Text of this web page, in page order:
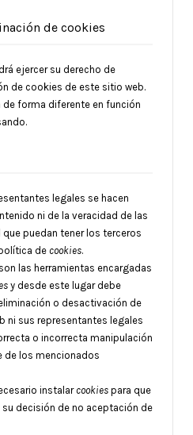
de cookies
ejercer su derecho de
de cookies de este sitio web.
de forma diferente en función
legales se hacen
ni de la veracidad de las
puedan tener los terceros
de cookies.
las herramientas encargadas
y desde este lugar debe
o desactivación de
ni sus representantes legales
o incorrecta manipulación
de los mencionados
instalarcookies para que
decisión de no aceptación de